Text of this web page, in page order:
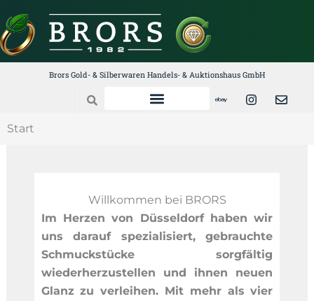
Inhalt
springen
Brors Gold- & Silberwaren Handels- & Auktionshaus GmbH
Search
b
I
n
E
n
Start
Willkommen bei BRORS
Im Herzen von Düsseldorf haben wir
uns darauf spezialisiert, gebrauchte
Schmuckstücke sorgfältig
wiederherzustellen und ihnen neuen
Glanz zu verleihen. Mit mehr als vier